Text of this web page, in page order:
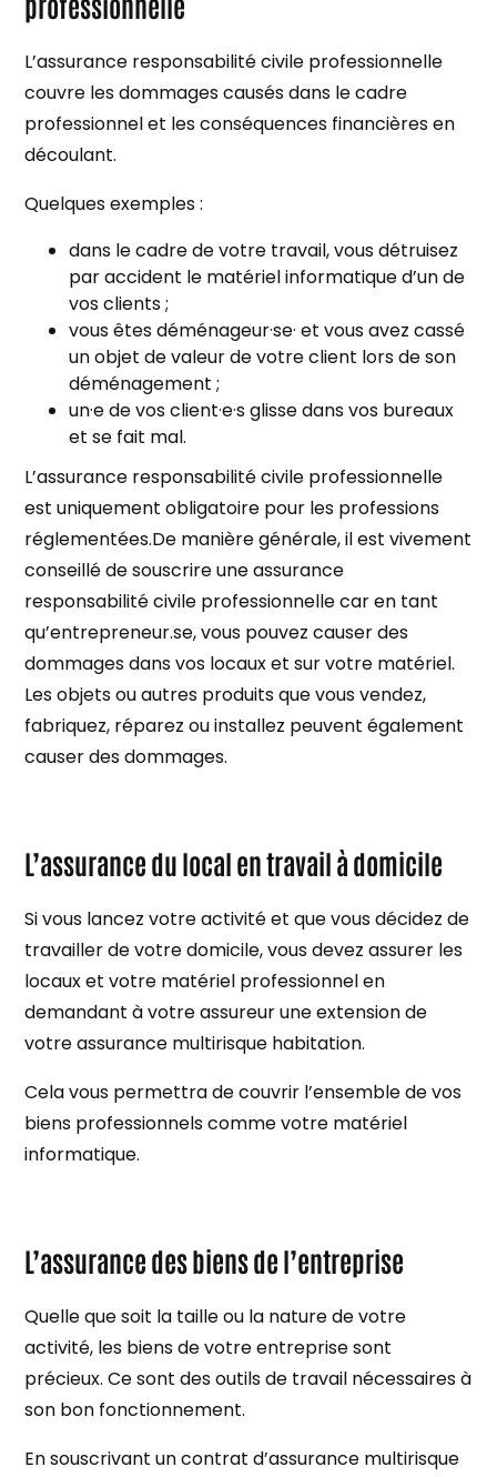
L’assurance responsabilité civile professionnelle
couvre les dommages causés dans le cadre
professionnel et les conséquences financières en
découlant.
Quelques exemples :
dans le cadre de votre travail, vous détruisez
par accident le matériel informatique d’un de
vos clients ;
vous êtes déménageur·se· et vous avez cassé
un objet de valeur de votre client lors de son
déménagement ;
un·e de vos client·e·s glisse dans vos bureaux
et se fait mal.
L’assurance responsabilité civile professionnelle
est uniquement obligatoire pour les professions
réglementées.De manière générale, il est vivement
conseillé de souscrire une assurance
responsabilité civile professionnelle car en tant
qu’entrepreneur.se, vous pouvez causer des
dommages dans vos locaux et sur votre matériel.
Les objets ou autres produits que vous vendez,
fabriquez, réparez ou installez peuvent également
causer des dommages.
L’assurance du local en travail à domicile
Si vous lancez votre activité et que vous décidez de
travailler de votre domicile, vous devez assurer les
locaux et votre matériel professionnel en
demandant à votre assureur une extension de
votre assurance multirisque habitation.
Cela vous permettra de couvrir l’ensemble de vos
biens professionnels comme votre matériel
informatique.
L’assurance des biens de l’entreprise
Quelle que soit la taille ou la nature de votre
activité, les biens de votre entreprise sont
précieux. Ce sont des outils de travail nécessaires à
son bon fonctionnement.
En souscrivant un contrat d’assurance multirisque